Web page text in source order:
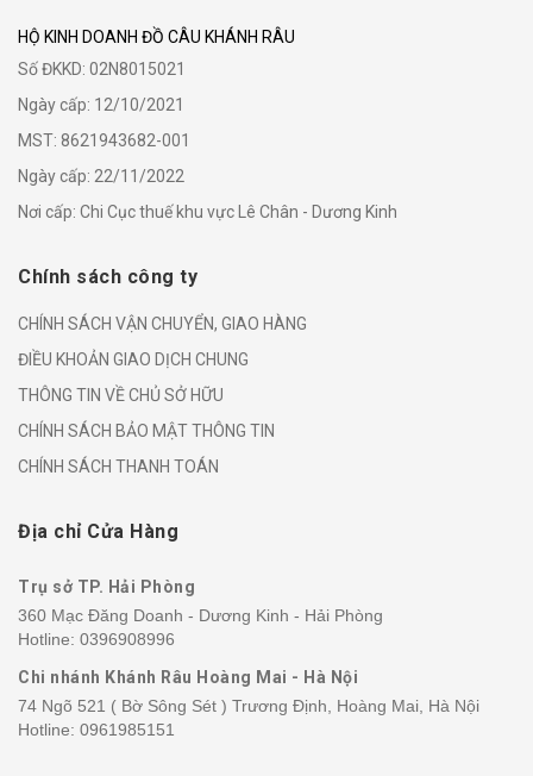
HỘ KINH DOANH ĐỒ CÂU KHÁNH RÂU
Số ĐKKD: 02N8015021
Ngày cấp: 12/10/2021
MST: 8621943682-001
Ngày cấp: 22/11/2022
Nơi cấp: Chi Cục thuế khu vực Lê Chân - Dương Kinh
Chính sách công ty
CHÍNH SÁCH VẬN CHUYỂN, GIAO HÀNG
ĐIỀU KHOẢN GIAO DỊCH CHUNG
THÔNG TIN VỀ CHỦ SỞ HỮU
CHÍNH SÁCH BẢO MẬT THÔNG TIN
CHÍNH SÁCH THANH TOÁN
Địa chỉ Cửa Hàng
Trụ sở TP. Hải Phòng
360 Mạc Đăng Doanh - Dương Kinh - Hải Phòng
Hotline: 0396908996
Chi nhánh Khánh Râu Hoàng Mai - Hà Nội
74 Ngõ 521 ( Bờ Sông Sét ) Trương Định, Hoàng Mai, Hà Nội
Hotline: 0961985151